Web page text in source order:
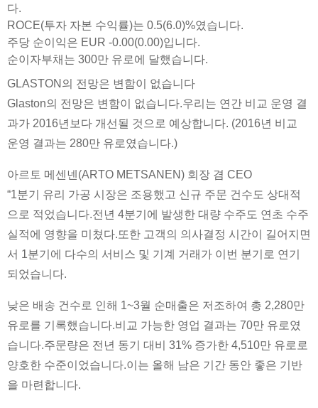
다.
ROCE(투자 자본 수익률)는 0.5(6.0)%였습니다.
주당 순이익은 EUR -0.00(0.00)입니다.
순이자부채는 300만 유로에 달했습니다.
GLASTON의 전망은 변함이 없습니다
Glaston의 전망은 변함이 없습니다.우리는 연간 비교 운영 결
과가 2016년보다 개선될 것으로 예상합니다. (2016년 비교
운영 결과는 280만 유로였습니다.)
아르토 메센넨(ARTO METSANEN) 회장 겸 CEO
“1분기 유리 가공 시장은 조용했고 신규 주문 건수도 상대적
으로 적었습니다.전년 4분기에 발생한 대량 수주도 연초 수주
실적에 영향을 미쳤다.또한 고객의 의사결정 시간이 길어지면
서 1분기에 다수의 서비스 및 기계 거래가 이번 분기로 연기
되었습니다.
낮은 배송 건수로 인해 1~3월 순매출은 저조하여 총 2,280만
유로를 기록했습니다.비교 가능한 영업 결과는 70만 유로였
습니다.주문량은 전년 동기 대비 31% 증가한 4,510만 유로로
양호한 수준이었습니다.이는 올해 남은 기간 동안 좋은 기반
을 마련합니다.